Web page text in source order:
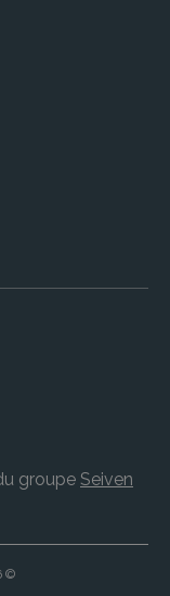
groupe Seiven
©